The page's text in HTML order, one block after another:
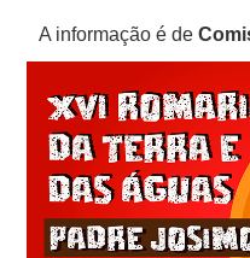
A informação é de